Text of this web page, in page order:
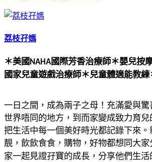
荔枝孖媽
＊美國NAHA國際芳香治療師＊嬰兒按
國家兒童遊戲治療師＊兒童體適能教練
一日之間，成為兩子之母！充滿愛與
世界唔同的地方，到而家變成致力育
把生活中每一個美好時光都記錄下來
靚，飲飲食食，購物，好物都想同大家
家一起見證孖寶的成長，分享他們生活